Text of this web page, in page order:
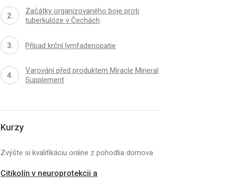
Začátky organizovaného boje proti
tuberkulóze v Čechách
Případ krční lymfadenopatie
Varování před produktem Miracle Mineral
Supplement
Kurzy
Zvýšte si kvalifikáciu online z pohodlia domova
Citikolín v neuroprotekcii a